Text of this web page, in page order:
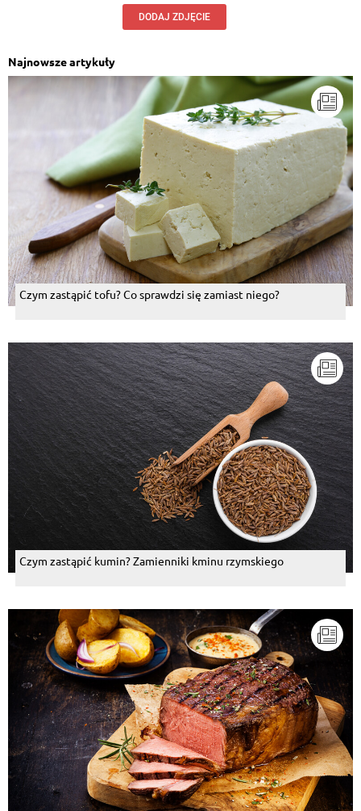
DODAJ ZDJĘCIE
Najnowsze artykuły
Czym zastąpić tofu? Co sprawdzi się zamiast niego?
Czym zastąpić kumin? Zamienniki kminu rzymskiego